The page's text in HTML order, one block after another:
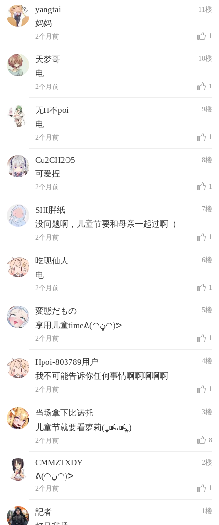
yangtai 11楼
妈妈
2个月前 1
天梦哥 10楼
电
2个月前 1
无H不poi 9楼
电
2个月前 1
Cu2CH2O5 8楼
可爱捏
2个月前 1
SHI胖纸 7楼
没问题啊，儿童节要和母亲一起过啊（
2个月前 1
吃现仙人 6楼
电
2个月前 1
変態だもの 5楼
享用儿童timeᕕ(◠ڼ◠)ᕗ
2个月前 1
Hpoi-803789用户 4楼
我不可能告诉你任何事情啊啊啊啊啊
2个月前 1
当场拿下比诺托 3楼
儿童节就要看萝莉(⁎⁍̴̛ᴗ⁍̴̛⁎)
2个月前 8
CMMZTXDY 2楼
ᕕ(◠ڼ◠)ᕗ
2个月前 1
記者 1楼